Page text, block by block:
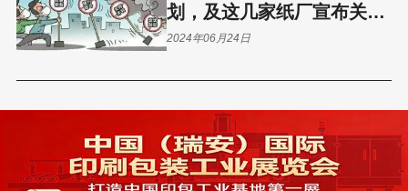
划，及这几家纸厂宣布关
停……
2024年06月24日